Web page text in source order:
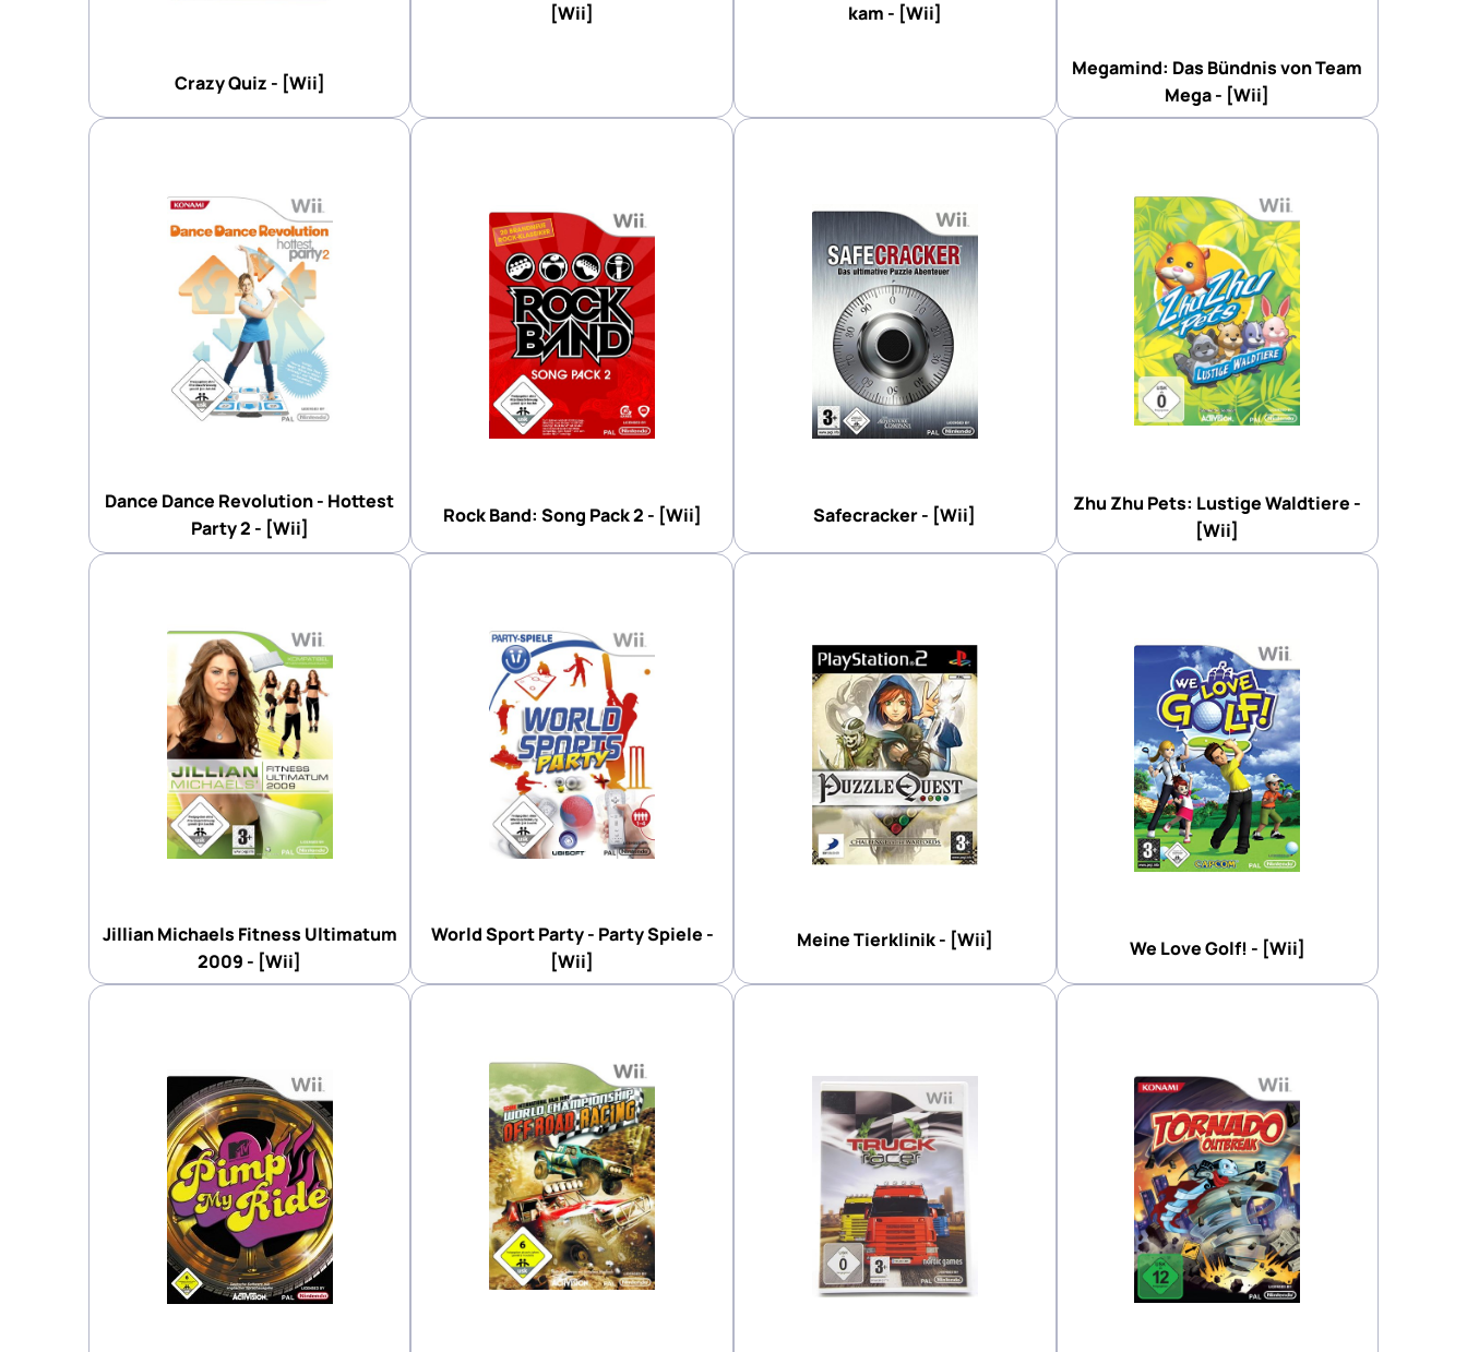
Crazy Quiz - [Wii]
[Wii]
kam - [Wii]
Megamind: Das Bündnis von Team
Mega - [Wii]
Dance Dance Revolution - Hottest
Party 2 - [Wii]
Rock Band: Song Pack 2 - [Wii] Safecracker - [Wii]
Zhu Zhu Pets: Lustige Waldtiere -
[Wii]
Jillian Michaels Fitness Ultimatum
2009 - [Wii]
World Sport Party - Party Spiele -
[Wii]
Meine Tierklinik - [Wii] We Love Golf! - [Wii]